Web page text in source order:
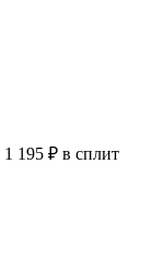
1 195 ₽ в сплит